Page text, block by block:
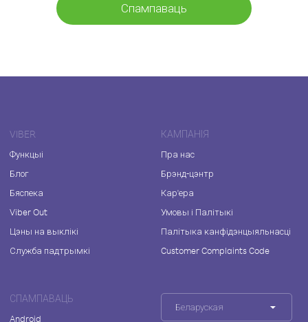
Спампаваць
VIBER
Функцыі
Блог
Бяспека
Viber Out
Цэны на выклікі
Служба падтрымкі
КАМПАНІЯ
Пра нас
Брэнд-цэнтр
Кар'ера
Умовы і Палітыкі
Палітыка канфідэнцыяльнасці
Customer Complaints Code
СПАМПАВАЦЬ
Android
Беларуская